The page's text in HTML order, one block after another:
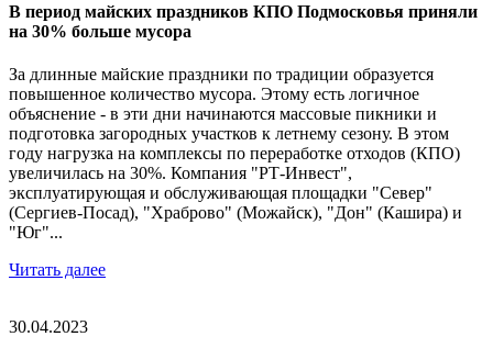
В период майских праздников КПО Подмосковья приняли
на 30% больше мусора
За длинные майские праздники по традиции образуется
повышенное количество мусора. Этому есть логичное
объяснение - в эти дни начинаются массовые пикники и
подготовка загородных участков к летнему сезону. В этом
году нагрузка на комплексы по переработке отходов (КПО)
увеличилась на 30%. Компания "РТ-Инвест",
эксплуатирующая и обслуживающая площадки "Север"
(Сергиев-Посад), "Храброво" (Можайск), "Дон" (Кашира) и
"Юг"...
Читать далее
30.04.2023